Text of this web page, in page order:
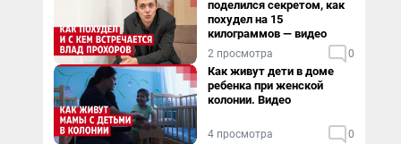
поделился секретом, как
похудел на 15
килограммов — видео
2 просмотра 0
Как живут дети в доме
ребенка при женской
колонии. Видео
4 просмотра 0